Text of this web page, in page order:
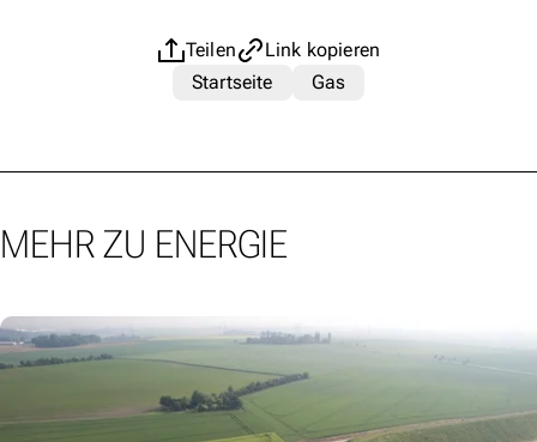
Teilen
Link kopieren
Startseite
Gas
MEHR ZU ENERGIE